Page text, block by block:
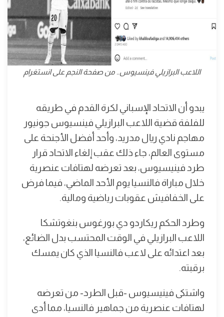
اللاعب البرازيلي فينسيوس.. من صفحة النجم على انستغرام
يبدو أن الاتحاد الإسباني لكرة القدم في طريقه
للفلفة قضية اللاعب البرازيلي فينسيوس جونيور
مهاجم نادي ريال مدريد، وأحد أفضل الأجنحة على
مستوى العالم، جاء ذلك عقب إلغاء الاتحاد قرار
طرد فينيسيوس، بعد تعرضه لهتافات عنصرية
خلال مباراة فالنسيا يوم الأحد الماضي، فيما فرض
على الخفافيش عقوبات رياضية ومالية.
وطرد الحكم ريكاردو دي بورغوس بنغوتشكا
اللاعب البرازيلي في الوقت المحتسب بدل الضائع،
بعد اعتدائه على لاعب فالنسيا الذي كان يمسك
برقبته.
واشتكى فينيسيوس -قبل الطرد- من تعرضه
لهتافات عنصرية من جماهير فالنسيا، مما أدى